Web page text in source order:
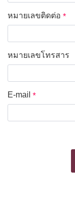
หมายเลขติดต่อ *
หมายเลขโทรสาร
E-mail *